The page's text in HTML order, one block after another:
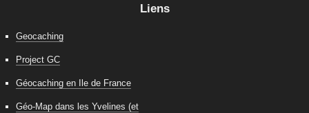
Liens
Geocaching
Project GC
Géocaching en Ile de France
Géo-Map dans les Yvelines (et